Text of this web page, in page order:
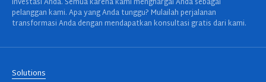
pelanggan kami. Apa yang Anda tunggu? Mulailah perjalanan
transformasi Anda dengan mendapatkan konsultasi gratis dari kami.
Solutions